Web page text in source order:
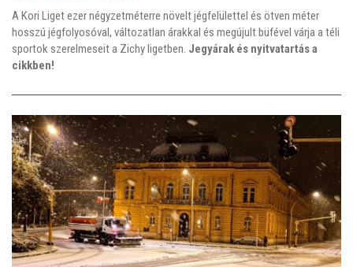
A Kori Liget ezer négyzetméterre növelt jégfelülettel és ötven méter
hosszú jégfolyosóval, változatlan árakkal és megújult büfével várja a téli
sportok szerelmeseit a Zichy ligetben. Jegyárak és nyitvatartás a
cikkben!